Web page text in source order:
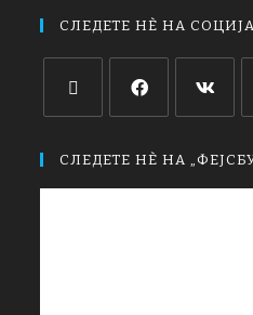
СЛЕДЕТЕ НЀ НА
СЛЕДЕТЕ НЀ НА